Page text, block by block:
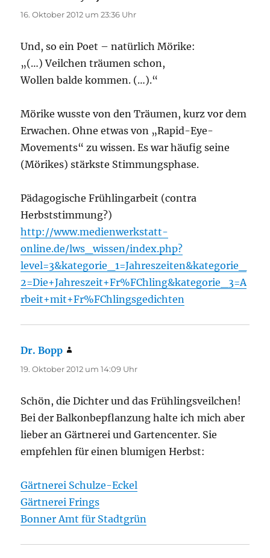
16. Oktober 2012 um 23:36 Uhr
Und, so ein Poet – natürlich Mörike:
„(…) Veilchen träumen schon,
Wollen balde kommen. (…).“
Mörike wusste von den Träumen, kurz vor dem
Erwachen. Ohne etwas von „Rapid-Eye-
Movements“ zu wissen. Es war häufig seine
(Mörikes) stärkste Stimmungsphase.
Pädagogische Frühlingarbeit (contra
Herbststimmung?)
http://www.medienwerkstatt-
online.de/lws_wissen/index.php?
level=3&kategorie_1=Jahreszeiten&kategorie_
2=Die+Jahreszeit+Fr%FChling&kategorie_3=A
rbeit+mit+Fr%FChlingsgedichten
Dr. Bopp
19. Oktober 2012 um 14:09 Uhr
Schön, die Dichter und das Frühlingsveilchen!
Bei der Balkonbepflanzung halte ich mich aber
lieber an Gärtnerei und Gartencenter. Sie
empfehlen für einen blumigen Herbst:
Gärtnerei Schulze-Eckel
Gärtnerei Frings
Bonner Amt für Stadtgrün